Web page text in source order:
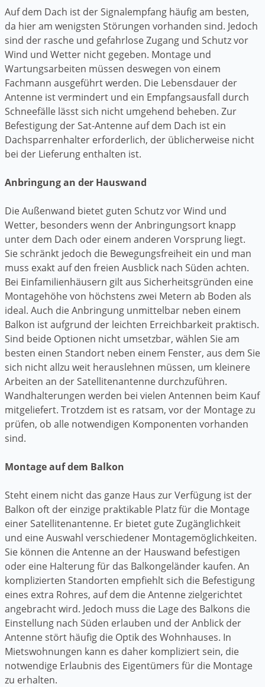
Auf dem Dach ist der Signalempfang häufig am besten,
da hier am wenigsten Störungen vorhanden sind. Jedoch
sind der rasche und gefahrlose Zugang und Schutz vor
Wind und Wetter nicht gegeben. Montage und
Wartungsarbeiten müssen deswegen von einem
Fachmann ausgeführt werden. Die Lebensdauer der
Antenne ist vermindert und ein Empfangsausfall durch
Schneefälle lässt sich nicht umgehend beheben. Zur
Befestigung der Sat-Antenne auf dem Dach ist ein
Dachsparrenhalter erforderlich, der üblicherweise nicht
bei der Lieferung enthalten ist.
Anbringung an der Hauswand
Die Außenwand bietet guten Schutz vor Wind und
Wetter, besonders wenn der Anbringungsort knapp
unter dem Dach oder einem anderen Vorsprung liegt.
Sie schränkt jedoch die Bewegungsfreiheit ein und man
muss exakt auf den freien Ausblick nach Süden achten.
Bei Einfamilienhäusern gilt aus Sicherheitsgründen eine
Montagehöhe von höchstens zwei Metern ab Boden als
ideal. Auch die Anbringung unmittelbar neben einem
Balkon ist aufgrund der leichten Erreichbarkeit praktisch.
Sind beide Optionen nicht umsetzbar, wählen Sie am
besten einen Standort neben einem Fenster, aus dem Sie
sich nicht allzu weit herauslehnen müssen, um kleinere
Arbeiten an der Satellitenantenne durchzuführen.
Wandhalterungen werden bei vielen Antennen beim Kauf
mitgeliefert. Trotzdem ist es ratsam, vor der Montage zu
prüfen, ob alle notwendigen Komponenten vorhanden
sind.
Montage auf dem Balkon
Steht einem nicht das ganze Haus zur Verfügung ist der
Balkon oft der einzige praktikable Platz für die Montage
einer Satellitenantenne. Er bietet gute Zugänglichkeit
und eine Auswahl verschiedener Montagemöglichkeiten.
Sie können die Antenne an der Hauswand befestigen
oder eine Halterung für das Balkongeländer kaufen. An
komplizierten Standorten empfiehlt sich die Befestigung
eines extra Rohres, auf dem die Antenne zielgerichtet
angebracht wird. Jedoch muss die Lage des Balkons die
Einstellung nach Süden erlauben und der Anblick der
Antenne stört häufig die Optik des Wohnhauses. In
Mietswohnungen kann es daher kompliziert sein, die
notwendige Erlaubnis des Eigentümers für die Montage
zu erhalten.